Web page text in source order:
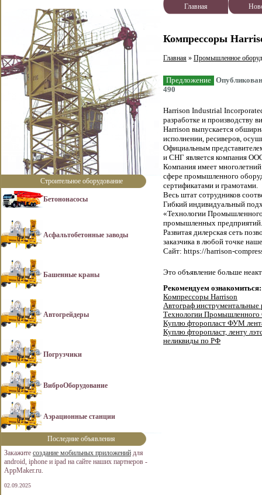
Строительное оборудование
Бетононасосы
Асфальтобетонные заводы
Башенные краны
Автогрейдеры
Погрузчики
ВиброОборудование
Аэрационные станции
Последние объявления
Закажите создание мобильных приложений для
android, iphone и ipad на сайте наших партнеров -
AppMaker.ru.
02.09.2025
Главная
Компрессоры
Главная » Промышленное
Предложение
490
Harrison Industrial
разработке и производству
Harrison выпускается
исполнении, ресиверов,
Официальным
и СНГ является компания
Компания имеет
сфере промышленного
сертификатами и грамотами.
Весь штат сотрудников
Гибкий индивидуальный
«Технологии
промышленных предприятий.
Развитая дилерская сеть
заказчика в любой точке
Сайт: https://harrison-
Это объявление больше
Рекомендуем ознакомиться:
Компрессоры Harrison
Автограф инструментальные
Технологии Промышленного
Куплю фторопласт ФУМ
Куплю фторопласт, ленту
неликвиды по РФ